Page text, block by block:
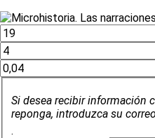
Si desea recibir información
reponga, introduzca su
.